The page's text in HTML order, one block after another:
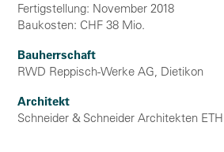
Fertigstellung: November 2018
Baukosten: CHF 38 Mio.
Bauherrschaft
RWD Reppisch-Werke AG, Dietikon
Architekt
Schneider & Schneider Architekten